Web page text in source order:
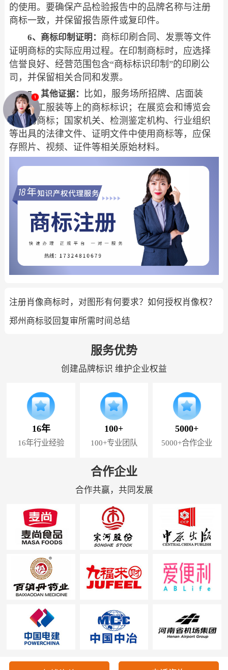
的使用。要确保产品检验报告中的品牌名称与注册
商标一致，并保留报告原件或复印件。
6、商标印制证明： 商标印刷合同、发票等文件
证明商标的实际应用过程。在印制商标时，应选择
信誉良好、经营范围包含“商标标识印制”的印刷公
司，并保留相关合同和发票。
7、其他证据：
比如，服务场所招牌、店面装
潢、员工服装等上的商标标识；在展览会和博览会
上使用商标；国家机关、检测鉴定机构、行业组织
等出具的法律文件、证明文件中使用商标等，应保
存照片、视频、证件等相关原始材料。
注册肖像商标时，对图形有何要求？如何授权肖像权？
郑州商标驳回复审所需时间总结
服务优势
创建品牌标识 维护企业权益
16年
16年行业经验
100+
100+专业团队
5000+
5000+合作企业
合作企业
合作共赢，共同发展